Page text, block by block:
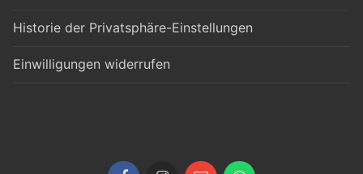
Historie der Privatsphäre-Einstellungen
Einwilligungen widerrufen